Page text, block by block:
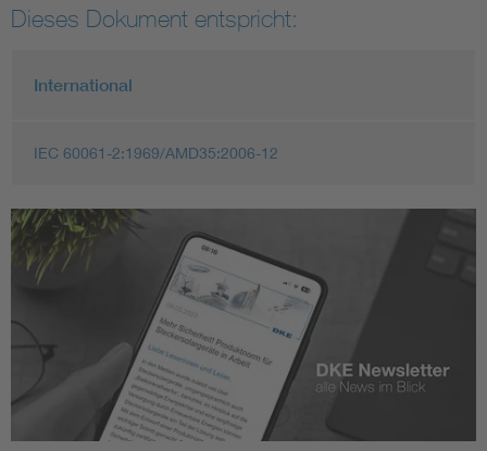
Dieses Dokument entspricht:
International
IEC 60061-2:1969/AMD35:2006-12